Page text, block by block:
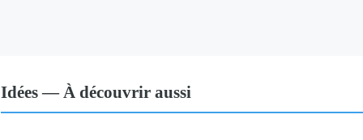
Idées — À découvrir aussi